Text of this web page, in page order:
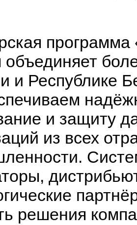
программа
объединяет
и Республике
и защиту
из всех
решения